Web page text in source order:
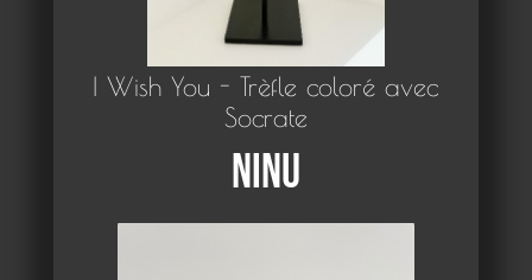
I Wish You - Trèfle coloré avec
Socrate
Ninu